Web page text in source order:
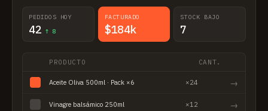
PEDIDOS HOY
42 ↑ 8
FACTURADO
$184k
STOCK BAJO
7
PRODUCTO CANT.
Aceite Oliva 500ml · Pack ×6 ×24 →
Vinagre balsámico 250ml ×12 →